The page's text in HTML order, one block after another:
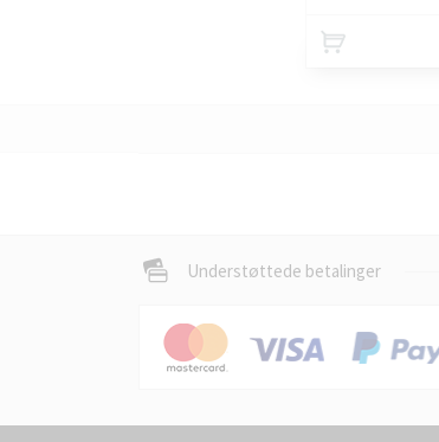
Understøttede betalinger